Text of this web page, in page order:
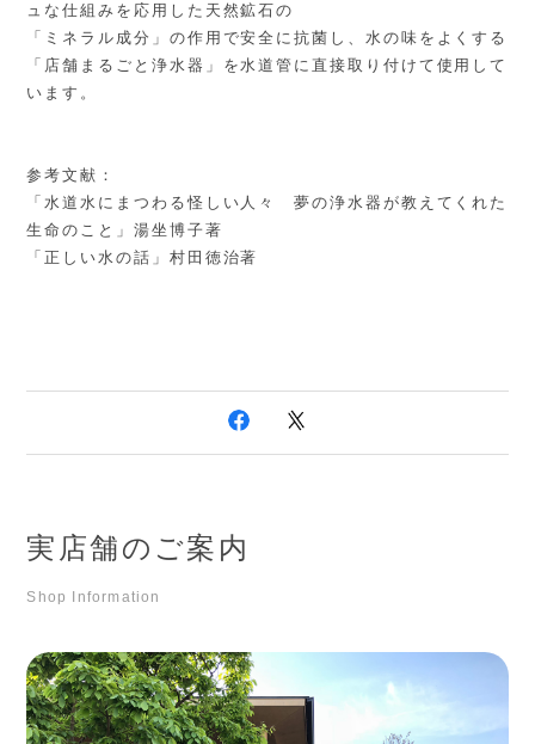
ュな仕組みを応用した天然鉱石の
「ミネラル成分」の作用で安全に抗菌し、水の味をよくする
「店舗まるごと浄水器」を水道管に直接取り付けて使用して
います。
参考文献：
「水道水にまつわる怪しい人々 夢の浄水器が教えてくれた
生命のこと」湯坐博子著
「正しい水の話」村田徳治著
実店舗のご案内
Shop Information